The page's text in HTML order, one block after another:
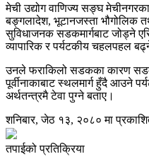
मेची उद्योग वाणिज्य सङ्घ
बङ्गलादेश, भूटानजस्ता भौगोलिक
सुविधाजनक सडकमार्गबाट जोड्ने
व्यापारिक र पर्यटकीय चहलपहल
उनले फराकिलो सडकका कारण
पूर्वीनाकाबाट स्थलमार्ग हुँदै आउने
अर्थतन्त्रमै टेवा पुग्ने बताए।
शनिबार, जेठ १३, २०८० मा
तपाईको प्रतिक्रिया